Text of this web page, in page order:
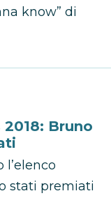
know” di
Bruno
l’elenco
stati premiati